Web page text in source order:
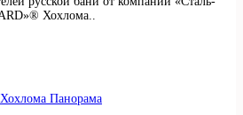
Хохлома..